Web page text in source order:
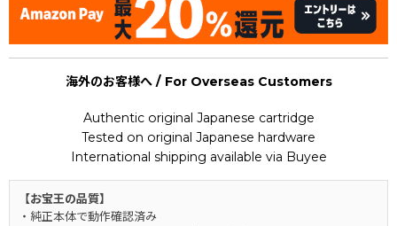
海外のお客様へ / For Overseas Customers
Authentic original Japanese cartridge
Tested on original Japanese hardware
International shipping available via Buyee
【お宝王の品質】
・純正本体で動作確認済み